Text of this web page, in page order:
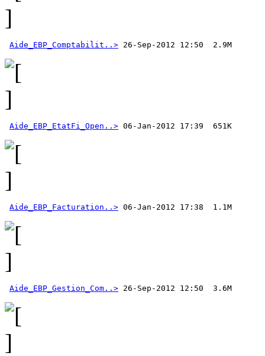
Aide_EBP_Comptabilit..>
Aide_EBP_EtatFi_Open..>
Aide_EBP_Facturation..>
Aide_EBP_Gestion_Com..>